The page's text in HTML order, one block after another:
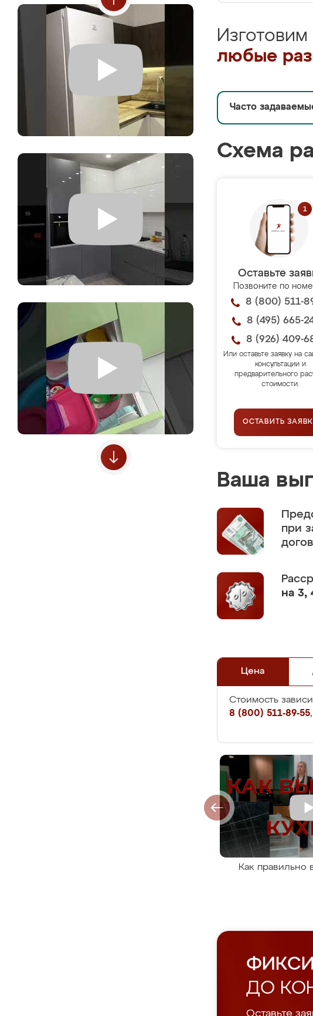
любые
Часто
Схема
Оставьте
Позвоните по
8 (800) 511-
8 (495) 665-
8 (926) 409-
Или оставьте заявку на
консультации и
предварительного
стоимости.
ОСТАВИТЬ
Ваша
при
на 3,
Цена
Стоимость
8 (800) 511-89-55,
Как правильно
ДО
Оставьте